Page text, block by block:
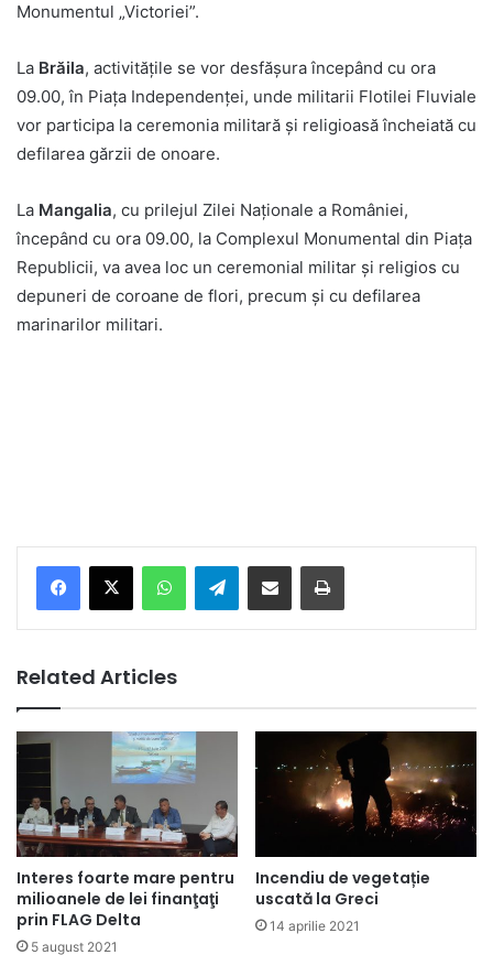
Monumentul „Victoriei”.
La Brăila, activitățile se vor desfășura începând cu ora
09.00, în Piața Independenței, unde militarii Flotilei Fluviale
vor participa la ceremonia militară și religioasă încheiată cu
defilarea gărzii de onoare.
La Mangalia, cu prilejul Zilei Naționale a României,
începând cu ora 09.00, la Complexul Monumental din Piața
Republicii, va avea loc un ceremonial militar și religios cu
depuneri de coroane de flori, precum și cu defilarea
marinarilor militari.
Telegram
Related Articles
Interes foarte mare pentru
milioanele de lei finanţaţi
prin FLAG Delta
5 august 2021
Incendiu de vegetație
uscată la Greci
14 aprilie 2021